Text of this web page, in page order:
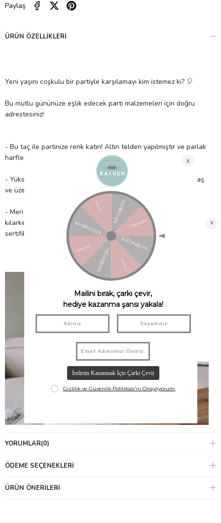
Paylaş
ÜRÜN ÖZELLIKLERI
Yeni yaşını coşkulu bir partiyle karşılamayı kim istemez ki? 🎈
Bu mutlu gününüze eşlik edecek parti malzemeleri için doğru
adrestesiniz!
- Bu taç ile partinize renk katın! Altın telden yapılmıştır ve parlak
harflerle 'Happy Birthday' yazmaktadır.
- Yüksek kaliteli malzemeden üretilmiştir. 1 adet taç içerir. 4 yaş
ve üzeri için uygundur.
- Meri Meri, eşsiz parti malzemeleri ile partinizi benzersiz
kılarken çocuklarımıza güvenli bir gelecek sağlamak için FSC™
sertifikalı kâğıt kullanır!
YORUMLAR(0)
ÖDEME SEÇENEKLERI
ÜRÜN ÖNERILERI